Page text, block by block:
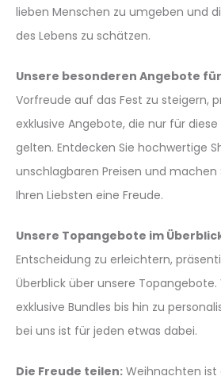
lieben Menschen zu umgeben und
des Lebens zu schätzen.
Unsere besonderen Angebote
Vorfreude auf das Fest zu steigern,
exklusive Angebote, die nur für
gelten. Entdecken Sie hochwertige
unschlagbaren Preisen und machen
Ihren Liebsten eine Freude.
Unsere Topangebote im
Entscheidung zu erleichtern,
Überblick über unsere
exklusive Bundles bis hin zu
bei uns ist für jeden etwas dabei.
Die Freude teilen: Weihnachten ist